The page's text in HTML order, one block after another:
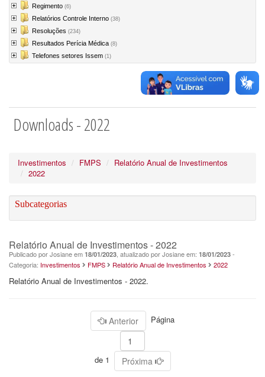
Regimento (6)
Relatórios Controle Interno (38)
Resoluções (234)
Resultados Perícia Médica (8)
Telefones setores Issem (1)
Downloads - 2022
Investimentos FMPS
Relatório Anual de Investimentos
2022
Subcategorias
Relatório Anual de Investimentos - 2022
Publicado por Josiane em 18/01/2023 , atualizado por Josiane em: 18/01/2023 -
Categoria: Investimentos FMPS Relatório Anual de Investimentos 2022
Relatório Anual de Investimentos - 2022.
Anterior Página
de 1 Próxima